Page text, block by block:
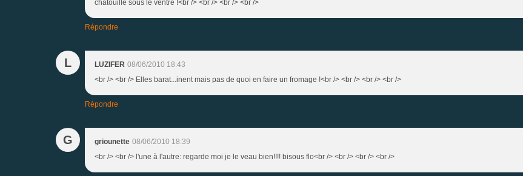
chatouille sous le ventre !<br /> <br /> <br /> <br />
Répondre
L LUZIFER 08/06/2010 18:43
<br /> <br /> Elles barat...inent mais pas de quoi en faire un fromage !<br /> <br /> <br /> <br />
Répondre
G griounette 08/06/2010 18:39
<br /> <br /> l'une à l'autre: regarde moi je le veau bien!!!! bisous flo<br /> <br /> <br /> <br />